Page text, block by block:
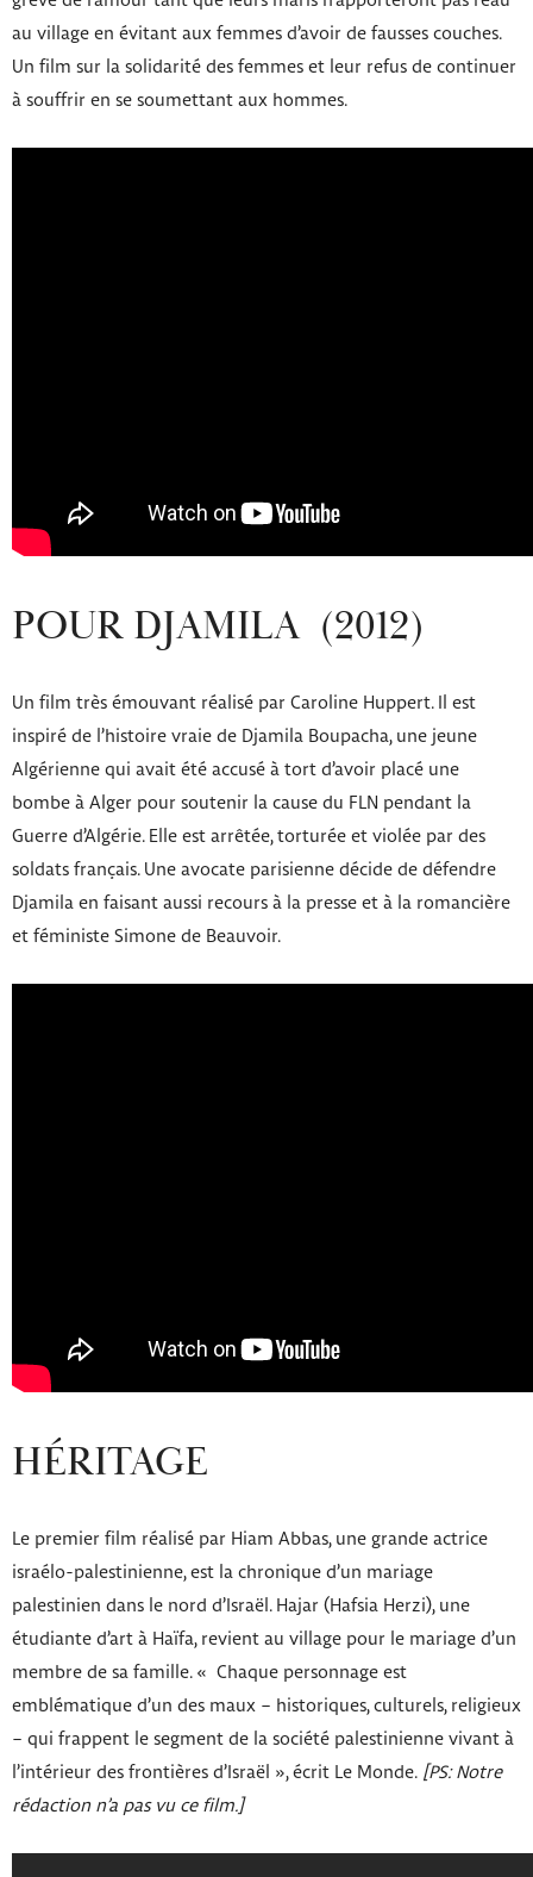
au village en évitant aux femmes d’avoir de fausses couches.
Un film sur la solidarité des femmes et leur refus de continuer
à souffrir en se soumettant aux hommes.
POUR DJAMILA (2012)
Un film très émouvant réalisé par Caroline Huppert. Il est
inspiré de l’histoire vraie de Djamila Boupacha, une jeune
Algérienne qui avait été accusé à tort d’avoir placé une
bombe à Alger pour soutenir la cause du FLN pendant la
Guerre d’Algérie. Elle est arrêtée, torturée et violée par des
soldats français. Une avocate parisienne décide de défendre
Djamila en faisant aussi recours à la presse et à la romancière
et féministe Simone de Beauvoir.
HÉRITAGE
Le premier film réalisé par Hiam Abbas, une grande actrice
israélo-palestinienne, est la chronique d’un mariage
palestinien dans le nord d’Israël. Hajar (Hafsia Herzi), une
étudiante d’art à Haïfa, revient au village pour le mariage d’un
membre de sa famille. « Chaque personnage est
emblématique d’un des maux – historiques, culturels, religieux
– qui frappent le segment de la société palestinienne vivant à
l’intérieur des frontières d’Israël », écrit Le Monde. [PS: Notre
rédaction n’a pas vu ce film.]